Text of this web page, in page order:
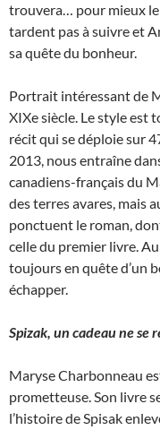
trouvera… pour mieux le
tardent pas à suivre et
sa quête du bonheur.
Portrait intéressant de
XIXe siècle. Le style est
récit qui se déploie sur
2013, nous entraîne
canadiens-français du
des terres avares, mais
ponctuent le roman,
celle du premier livre.
toujours en quête d’un
échapper.
Spizak, un cadeau ne se
Maryse Charbonneau
prometteuse. Son livre
l’histoire de Spisak